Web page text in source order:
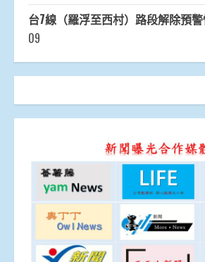
台7線（羅浮至西村）路段解除預
09